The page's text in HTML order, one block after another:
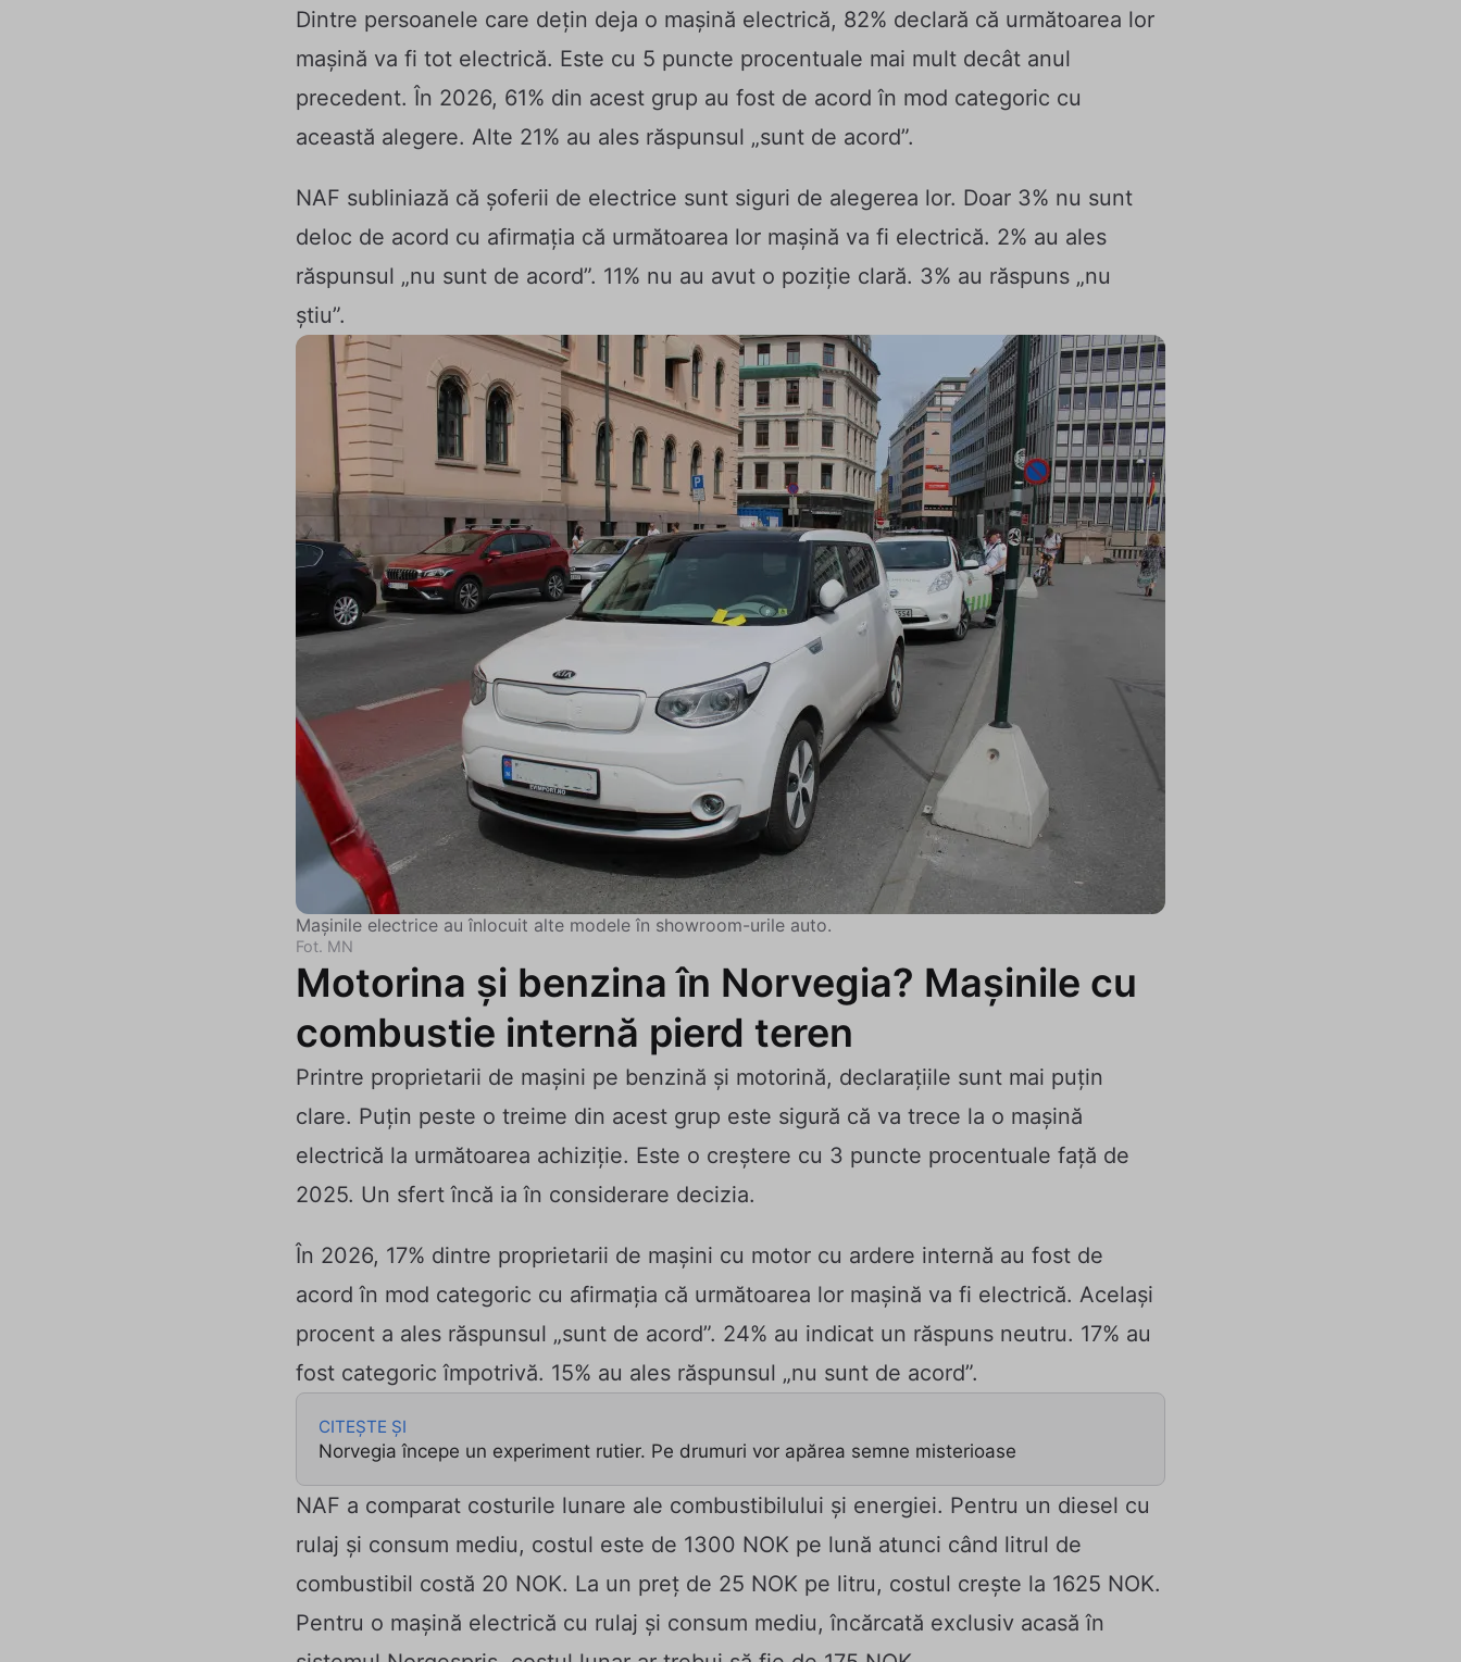
Dintre persoanele care dețin deja o mașină electrică, 82% declară că următoarea lor
mașină va fi tot electrică. Este cu 5 puncte procentuale mai mult decât anul
precedent. În 2026, 61% din acest grup au fost de acord în mod categoric cu
această alegere. Alte 21% au ales răspunsul „sunt de acord”.
NAF subliniază că șoferii de electrice sunt siguri de alegerea lor. Doar 3% nu sunt
deloc de acord cu afirmația că următoarea lor mașină va fi electrică. 2% au ales
răspunsul „nu sunt de acord”. 11% nu au avut o poziție clară. 3% au răspuns „nu
știu”.
Mașinile electrice au înlocuit alte modele în showroom-urile auto.
Fot. MN
Motorina și benzina în Norvegia? Mașinile cu
combustie internă pierd teren
Printre proprietarii de mașini pe benzină și motorină, declarațiile sunt mai puțin
clare. Puțin peste o treime din acest grup este sigură că va trece la o mașină
electrică la următoarea achiziție. Este o creștere cu 3 puncte procentuale față de
2025. Un sfert încă ia în considerare decizia.
În 2026, 17% dintre proprietarii de mașini cu motor cu ardere internă au fost de
acord în mod categoric cu afirmația că următoarea lor mașină va fi electrică. Același
procent a ales răspunsul „sunt de acord”. 24% au indicat un răspuns neutru. 17% au
fost categoric împotrivă. 15% au ales răspunsul „nu sunt de acord”.
CITEȘTE ȘI
Norvegia începe un experiment rutier. Pe drumuri vor apărea semne misterioase
NAF a comparat costurile lunare ale combustibilului și energiei. Pentru un diesel cu
rulaj și consum mediu, costul este de 1300 NOK pe lună atunci când litrul de
combustibil costă 20 NOK. La un preț de 25 NOK pe litru, costul crește la 1625 NOK.
Pentru o mașină electrică cu rulaj și consum mediu, încărcată exclusiv acasă în